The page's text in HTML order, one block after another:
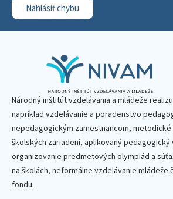
Nahlásiť chybu
Národný inštitút vzdelávania a mládeže
napríklad vzdelávanie a poradenstvo
nepedagogickým zamestnancom, metodické
školských zariadení, aplikovaný pedagogický
organizovanie predmetových olympiád a
na školách, neformálne vzdelávanie mládeže
fondu.